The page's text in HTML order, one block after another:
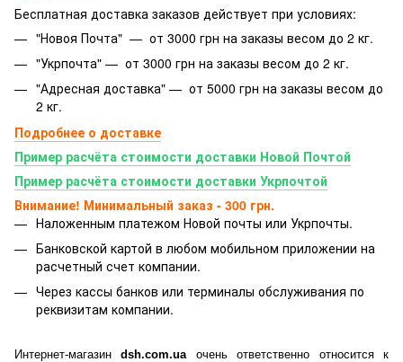
Бесплатная доставка заказов действует при условиях:
"Новоя Почта" — от 3000 грн на заказы весом до 2 кг.
"Укрпочта" — от 3000 грн на заказы весом до 2 кг.
"Адресная доставка" — от 5000 грн на заказы весом до
2 кг.
Подробнее о доставке
Пример расчёта стоимости доставки Новой Почтой
Пример расчёта стоимости доставки Укрпочтой
Внимание! Минимальный заказ - 300 грн.
Наложенным платежом Новой почты или Укрпочты.
Банковской картой в любом мобильном приложении на
расчетный счет компании.
Через кассы банков или терминалы обслуживания по
реквизитам компании.
Интернет-магазинdsh.com.ua очень ответственно относится к